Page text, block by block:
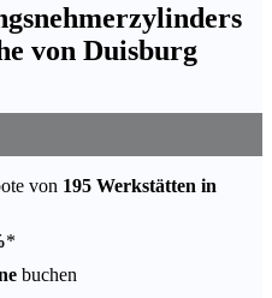
von Duisburg
von 195 Werkstätten in
*
buchen